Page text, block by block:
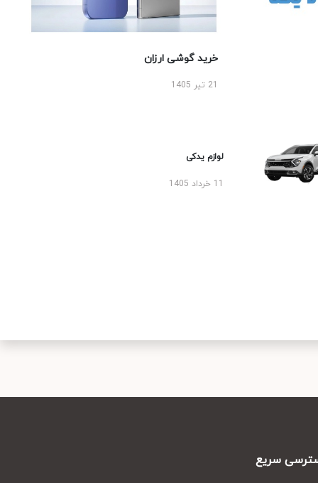
خرید گوشی ارزان
لوازم یدکی
سریع